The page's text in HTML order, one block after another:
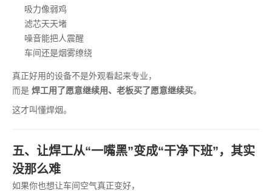
吸力像弱鸡
滤芯天天堵
噪音能把人震醒
车间还是烟雾缭绕
真正好用的设备不是外观看起来专业，
而是 焊工用了愿意继续用、老板买了愿意继续买。
这才叫懂焊烟。
五、让焊工从“一嘴黑”变成“干净下班”，其实
没那么难
如果你也想让车间空气真正变好，